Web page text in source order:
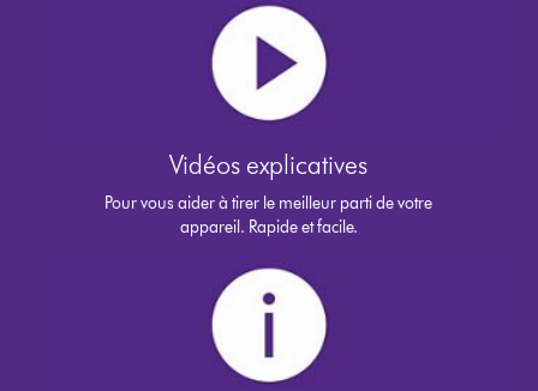
Vidéos explicatives
Pour vous aider à tirer le meilleur parti de votre
appareil. Rapide et facile.